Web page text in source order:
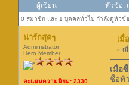
ผู้เขียน หัวข้อ:
0 สมาชิก และ 1 บุคคลทั่วไป กำลังดูหัวข้
น่ารักสุดๆ
Administrator
Hero Member
คะแนนความนิยม: 2330
เมื่
« เ
เมื่อ
ซื้อทั